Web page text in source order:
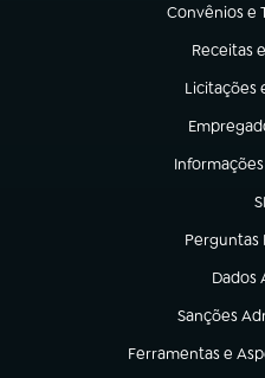
Convênios e
(abre em
Receitas
(abre em
Licitações
(abre em
(abre em
(abre em
Perguntas
(abre em
Dados
(abre
Sanções
(abre em
Ferramentas e
(abre em nova aba)